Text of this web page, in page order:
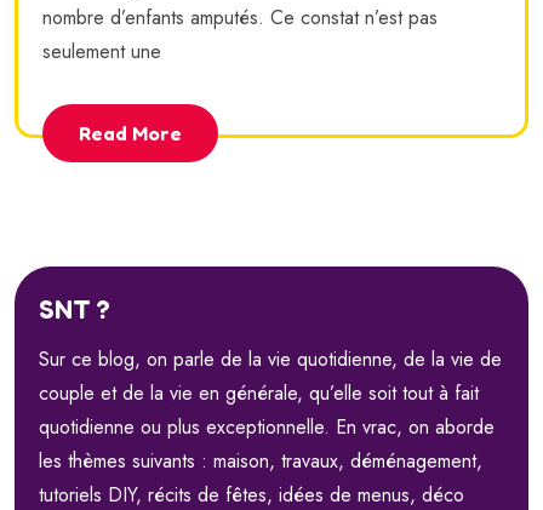
nombre d’enfants amputés. Ce constat n’est pas
seulement une
Read More
SNT ?
Sur ce blog, on parle de la vie quotidienne, de la vie de
couple et de la vie en générale, qu’elle soit tout à fait
quotidienne ou plus exceptionnelle. En vrac, on aborde
les thèmes suivants : maison, travaux, déménagement,
tutoriels DIY, récits de fêtes, idées de menus, déco